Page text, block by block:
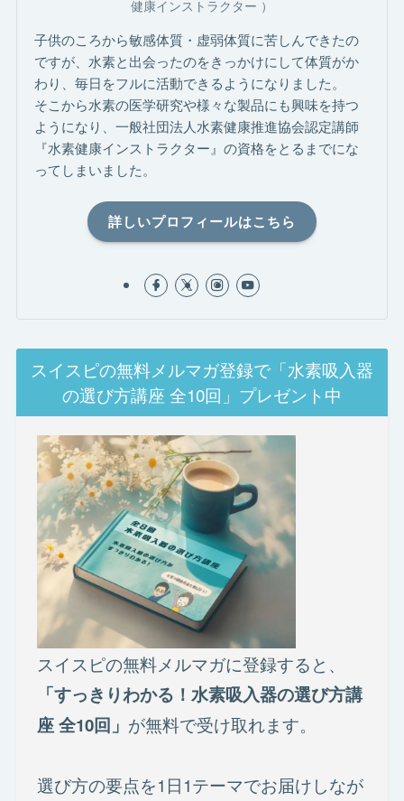
健康インストラクター ）
子供のころから敏感体質・虚弱体質に苦しんできたの
ですが、水素と出会ったのをきっかけにして体質がか
わり、毎日をフルに活動できるようになりました。
そこから水素の医学研究や様々な製品にも興味を持つ
ようになり、一般社団法人水素健康推進協会認定講師
『水素健康インストラクター』の資格をとるまでにな
ってしまいました。
詳しいプロフィールはこちら
スイスピの無料メルマガ登録で「水素吸入器
の選び方講座 全10回」プレゼント中
スイスピの無料メルマガに登録すると、
「すっきりわかる！水素吸入器の選び方講
座 全10回」 が無料で受け取れます。
選び方の要点を1日1テーマでお届けしなが